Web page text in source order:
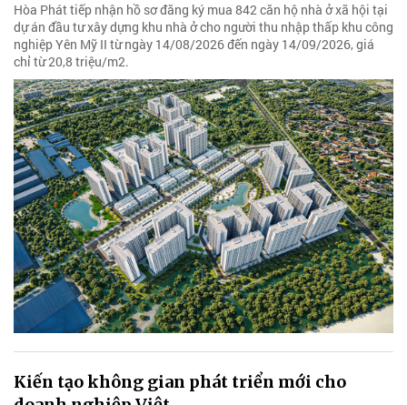
Hòa Phát tiếp nhận hồ sơ đăng ký mua 842 căn hộ nhà ở xã hội tại
dự án đầu tư xây dựng khu nhà ở cho người thu nhập thấp khu công
nghiệp Yên Mỹ II từ ngày 14/08/2026 đến ngày 14/09/2026, giá
chỉ từ 20,8 triệu/m2.
Kiến tạo không gian phát triển mới cho